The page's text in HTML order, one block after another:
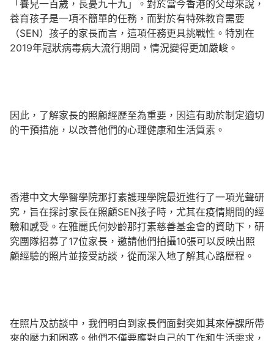
「養兒一百歲，長憂九十九」。對於當今香港的父母來說，
養育孩子是一項不簡單的任務，而對於有特殊教育需要
（SEN）孩子的家長而言，這項任務更具挑戰性。特別在
2019年冠狀病毒病大流行期間，情況變得更加嚴峻。
因此，了解家長的照顧經歷至為重要，因這有助於制定適切
的干預措施，以改善他們的心理健康和生活質素。
香港中文大學醫學院那打素護理學院最近進行了一項光聲研
究，旨在探討家長在照顧SEN孩子時，尤其在疫情期間的經
驗和感受。在雅麗氏何妙齡那打素慈善基金會的資助下，研
究團隊招募了17位家長，邀請他們拍攝10張可以反映出照
顧經驗的照片並接受訪談，從而深入地了解其心路歷程。
在照片及訪談中，我們明白到家長們面對突如其來停課所帶
來的壓力和困惑。他們不僅要應對自己的工作和生活需求，